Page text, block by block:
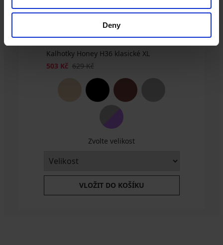
Deny
Kalhotky Honey H36 klasické XL
503 Kč 629 Kč
Zvolte velikost
VLOŽIT DO KOŠÍKU